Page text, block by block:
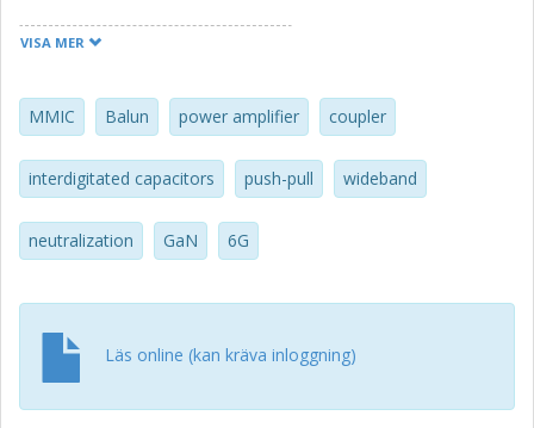
exhibit a peak power added efficiency (PAE)
VISA MER
MMIC Balun power amplifier coupler
interdigitated capacitors push-pull wideband
neutralization GaN 6G
Läs online (kan kräva inloggning)